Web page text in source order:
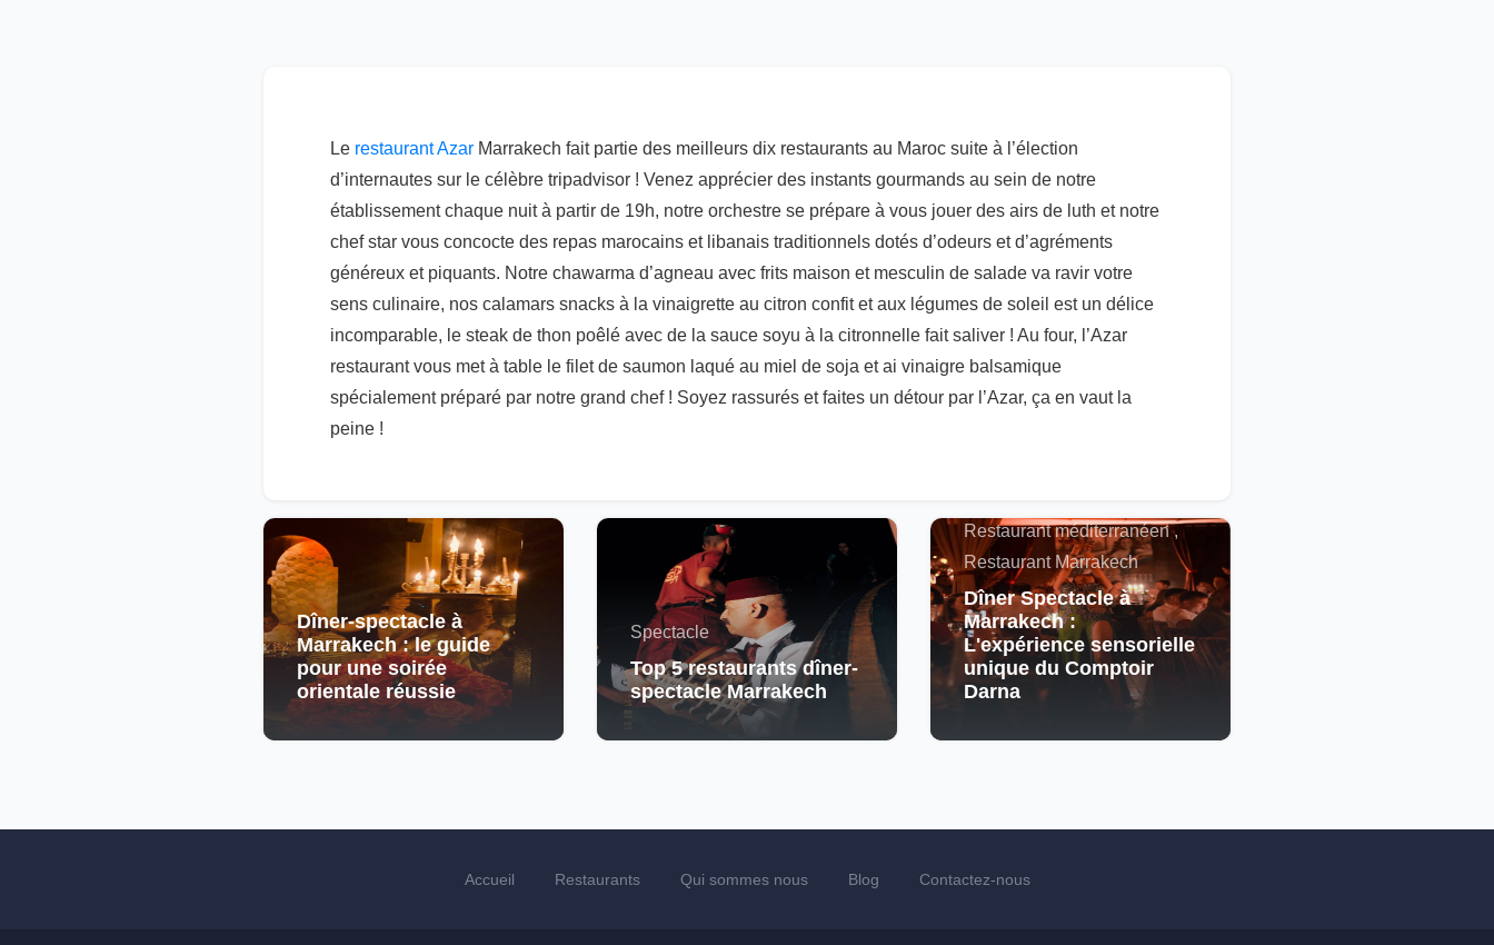
Le restaurant Azar Marrakech fait partie des meilleurs dix restaurants au Maroc suite à l’élection
d’internautes sur le célèbre tripadvisor ! Venez apprécier des instants gourmands au sein de notre
établissement chaque nuit à partir de 19h, notre orchestre se prépare à vous jouer des airs de luth et notre
chef star vous concocte des repas marocains et libanais traditionnels dotés d’odeurs et d’agréments
généreux et piquants. Notre chawarma d’agneau avec frits maison et mesculin de salade va ravir votre
sens culinaire, nos calamars snacks à la vinaigrette au citron confit et aux légumes de soleil est un délice
incomparable, le steak de thon poêlé avec de la sauce soyu à la citronnelle fait saliver ! Au four, l’Azar
restaurant vous met à table le filet de saumon laqué au miel de soja et ai vinaigre balsamique
spécialement préparé par notre grand chef ! Soyez rassurés et faites un détour par l’Azar, ça en vaut la
peine !
Dîner-spectacle à
Marrakech : le guide
pour une soirée
orientale réussie
Spectacle
Top 5 restaurants dîner-
spectacle Marrakech
Restaurant méditerranéen ,
Restaurant Marrakech
Dîner Spectacle à
Marrakech :
L'expérience sensorielle
unique du Comptoir
Darna
Accueil Restaurants Qui sommes nous Blog Contactez-nous